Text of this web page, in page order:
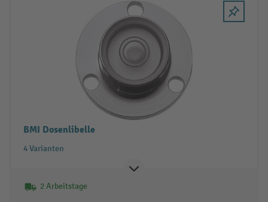
BMI Dosenlibelle
4 Varianten
2 Arbeitstage